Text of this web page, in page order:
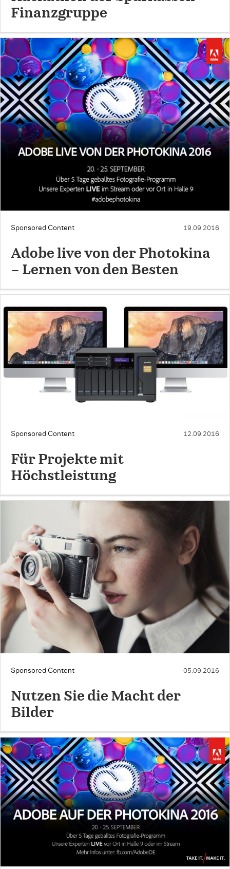
Finanzgruppe
Sponsored Content 19.09.2016
Adobe live von der Photokina
– Lernen von den Besten
Sponsored Content 12.09.2016
Für Projekte mit
Höchstleistung
Sponsored Content 05.09.2016
Nutzen Sie die Macht der
Bilder